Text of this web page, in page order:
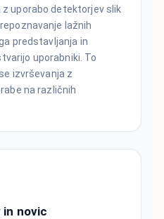
uporabo detektorjev slik
lažnih
predstavljanja in
uporabniki. To
izvrševanja z
na različnih
in novic